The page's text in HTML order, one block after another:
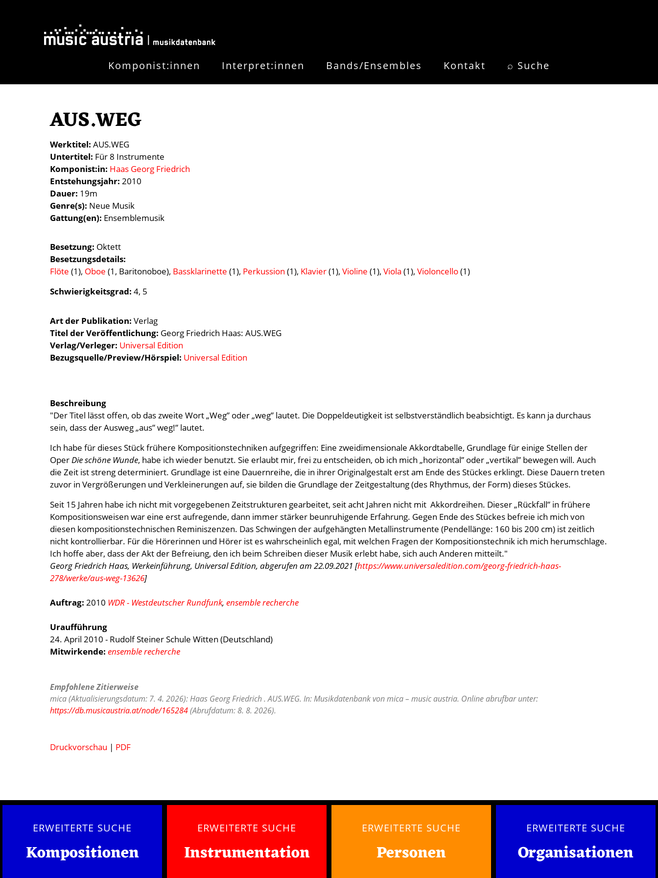
Komponist:innen Interpret:innen Bands/Ensembles Kontakt ⌕ Suche
AUS.WEG
Werktitel AUS.WEG
Untertitel Für 8 Instrumente
Komponist:in Haas Georg Friedrich
Entstehungsjahr 2010
Dauer 19m
Genre(s) Neue Musik
Gattung(en) Ensemblemusik
Besetzung Oktett
Besetzungsdetails
Flöte (1), Oboe (1, Baritonoboe), Bassklarinette (1), Perkussion (1), Klavier(1), Violine (1), Viola (1), Violoncello(1)
Schwierigkeitsgrad 4 5
Art der Publikation Verlag
Titel der Veröffentlichung Georg Friedrich Haas: AUS.WEG
Verlag/Verleger Universal Edition
Bezugsquelle/Preview/Hörspiel: Universal Edition
Beschreibung
"Der Titel lässt offen, ob das zweite Wort „Weg” oder „weg” lautet. Die Doppeldeutigkeit ist selbstverständlich beabsichtigt. Es kann ja durchaus
sein, dass der Ausweg „aus” weg!” lautet.
Ich habe für dieses Stück frühere Kompositionstechniken aufgegriffen: Eine zweidimensionale Akkordtabelle, Grundlage für einige Stellen der
OperDie schöne Wunde, habe ich wieder benutzt. Sie erlaubt mir, frei zu entscheiden, ob ich mich „horizontal” oder „vertikal” bewegen will. Auch
die Zeit ist streng determiniert. Grundlage ist eine Dauernreihe, die in ihrer Originalgestalt erst am Ende des Stückes erklingt. Diese Dauern treten
zuvor in Vergrößerungen und Verkleinerungen auf, sie bilden die Grundlage der Zeitgestaltung (des Rhythmus, der Form) dieses Stückes.
Seit 15 Jahren habe ich nicht mit vorgegebenen Zeitstrukturen gearbeitet, seit acht Jahren nicht mit Akkordreihen. Dieser „Rückfall” in frühere
Kompositionsweisen war eine erst aufregende, dann immer stärker beunruhigende Erfahrung. Gegen Ende des Stückes befreie ich mich von
diesen kompositionstechnischen Reminiszenzen. Das Schwingen der aufgehängten Metallinstrumente (Pendellänge: 160 bis 200 cm) ist zeitlich
nicht kontrollierbar. Für die Hörerinnen und Hörer ist es wahrscheinlich egal, mit welchen Fragen der Kompositionstechnik ich mich herumschlage.
Ich hoffe aber, dass der Akt der Befreiung, den ich beim Schreiben dieser Musik erlebt habe, sich auch Anderen mitteilt."
Georg Friedrich Haas, Werkeinführung, Universal Edition, abgerufen am 22.09.2021 [https://www.universaledition.com/georg-friedrich-haas-
278/werke/aus-weg-13626]
Auftrag: 2010 WDR - Westdeutscher Rundfunk, ensemble recherche
Uraufführung
24. April 2010 - Rudolf Steiner Schule Witten (Deutschland)
Mitwirkende: ensemble recherche
Empfohlene Zitierweise
mica (Aktualisierungsdatum: 7. 4. 2026): Haas Georg Friedrich . AUS.WEG. In: Musikdatenbank von mica – music austria. Online abrufbar unter:
https://db.musicaustria.at/node/165284(Abrufdatum: 8. 8. 2026).
Druckvorschau | PDF
ERWEITERTE SUCHE
Kompositionen
ERWEITERTE SUCHE
Instrumentation
ERWEITERTE SUCHE
Personen
ERWEITERTE SUCHE
Organisationen